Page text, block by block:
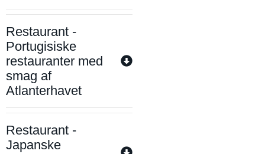
Restaurant -
Portugisiske
restauranter med
smag af
Atlanterhavet
Restaurant -
Japanske